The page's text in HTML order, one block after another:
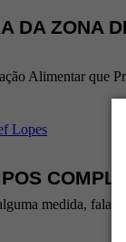
DA ZONA
Alimentar que
medida, falar